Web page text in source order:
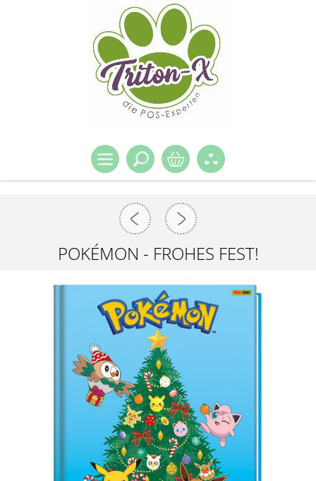
POKÉMON - FROHES FEST!